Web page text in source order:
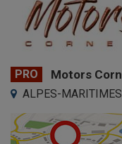
PRO Motors
ALPES-